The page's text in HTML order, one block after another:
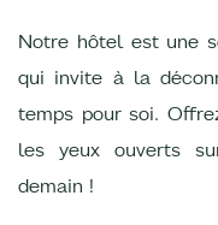
Notre hôtel est une
qui invite à la
temps pour soi.
les yeux ouverts
demain !